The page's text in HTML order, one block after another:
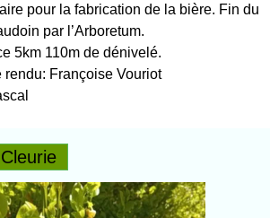
pour la fabrication de la bière. Fin du
par l’Arboretum.
5km 110m de dénivelé.
rendu: Françoise Vouriot